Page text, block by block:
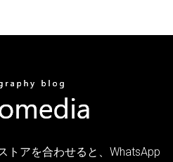
トアを合わせると、WhatsApp